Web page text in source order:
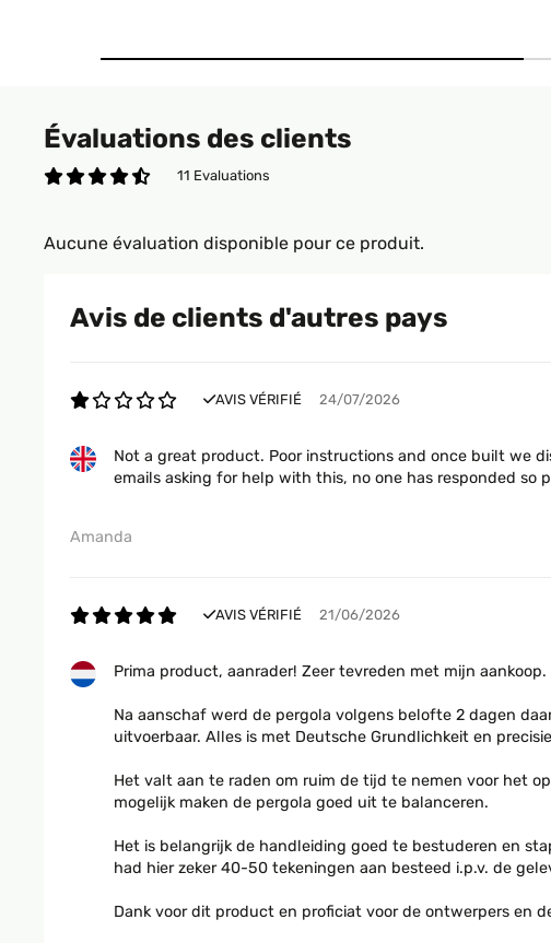
Évaluations des clients
11 Evaluations
Aucune évaluation disponible pour ce produit.
Avis de clients d'autres pays
AVIS VÉRIFIÉ 24/07/2026
Not a great product. Poor instructions and once built we
emails asking for help with this, no one has responded so
Amanda
AVIS VÉRIFIÉ 21/06/2026
Prima product, aanrader! Zeer tevreden met mijn
Na aanschaf werd de pergola volgens belofte 2 dagen
uitvoerbaar. Alles is met Deutsche Grundlichkeit en
Het valt aan te raden om ruim de tijd te nemen voor het
mogelijk maken de pergola goed uit te balanceren.
Het is belangrijk de handleiding goed te bestuderen en
had hier zeker 40-50 tekeningen aan besteed i.p.v. de
Dank voor dit product en proficiat voor de ontwerpers en